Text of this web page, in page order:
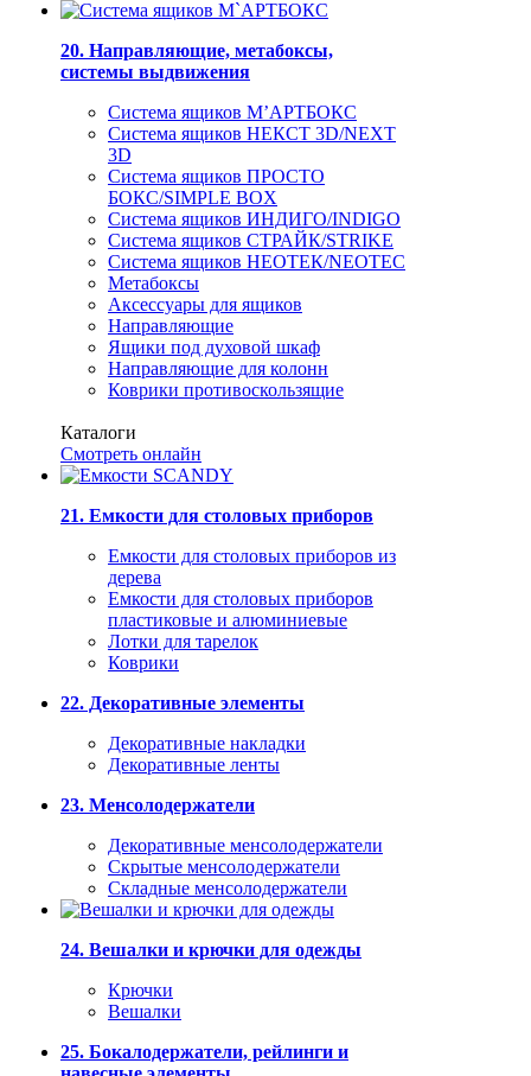
20. Направляющие, метабоксы,
системы выдвижения
Система ящиков М’АРТБОКС
Система ящиков НЕКСТ 3D/NEXT
3D
Система ящиков ПРОСТО
БОКС/SIMPLE BOX
Система ящиков ИНДИГО/INDIGO
Система ящиков СТРАЙК/STRIKE
Система ящиков НЕОТЕК/NEOTEC
Метабоксы
Аксессуары для ящиков
Направляющие
Ящики под духовой шкаф
Направляющие для колонн
Коврики противоскользящие
Каталоги
Смотреть онлайн
21. Емкости для столовых приборов
Емкости для столовых приборов из
дерева
Емкости для столовых приборов
пластиковые и алюминиевые
Лотки для тарелок
Коврики
22. Декоративные элементы
Декоративные накладки
Декоративные ленты
23. Менсолодержатели
Декоративные менсолодержатели
Скрытые менсолодержатели
Складные менсолодержатели
24. Вешалки и крючки для одежды
Крючки
Вешалки
25. Бокалодержатели, рейлинги и